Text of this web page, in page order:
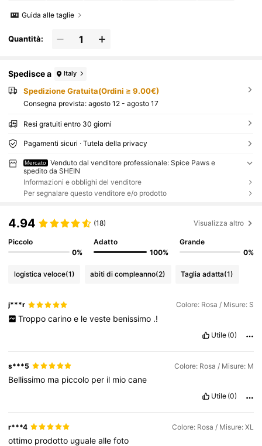
Guida alle taglie
Quantità:
Spedisce a Italy
Spedizione Gratuita(Ordini ≥ 9.00€)
Consegna prevista: agosto 12 - agosto 17
Resi gratuiti entro 30 giorni
Pagamenti sicuri · Tutela della privacy
Mercato
Venduto dal venditore professionale: Spice Paws e
spedito da SHEIN
Informazioni e obblighi del venditore
Per segnalare questo venditore e/o prodotto
4.94 (18) Visualizza altro
Piccolo
0%
Adatto
100%
Grande
0%
logistica veloce(1) abiti di compleanno(2) Taglia adatta(1)
j***r Colore: Rosa / Misure: S
Troppo carino e le veste benissimo .!
Utile (0)
s***5 Colore: Rosa / Misure: M
Bellissimo ma piccolo per il miocane
Utile (0)
r***4 Colore: Rosa / Misure: XL
ottimo prodotto ugualeallefoto